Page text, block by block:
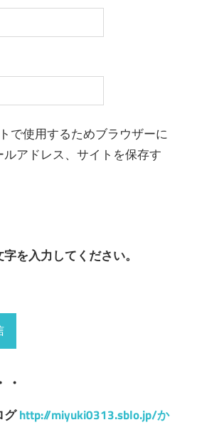
で使用するためブラウザーに
アドレス、サイトを保存す
を入力してください。
グhttp://miyuki0313.sblo.jp/か